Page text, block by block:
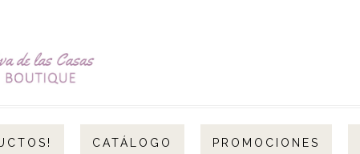
CATÁLOGO PROMOCIONES